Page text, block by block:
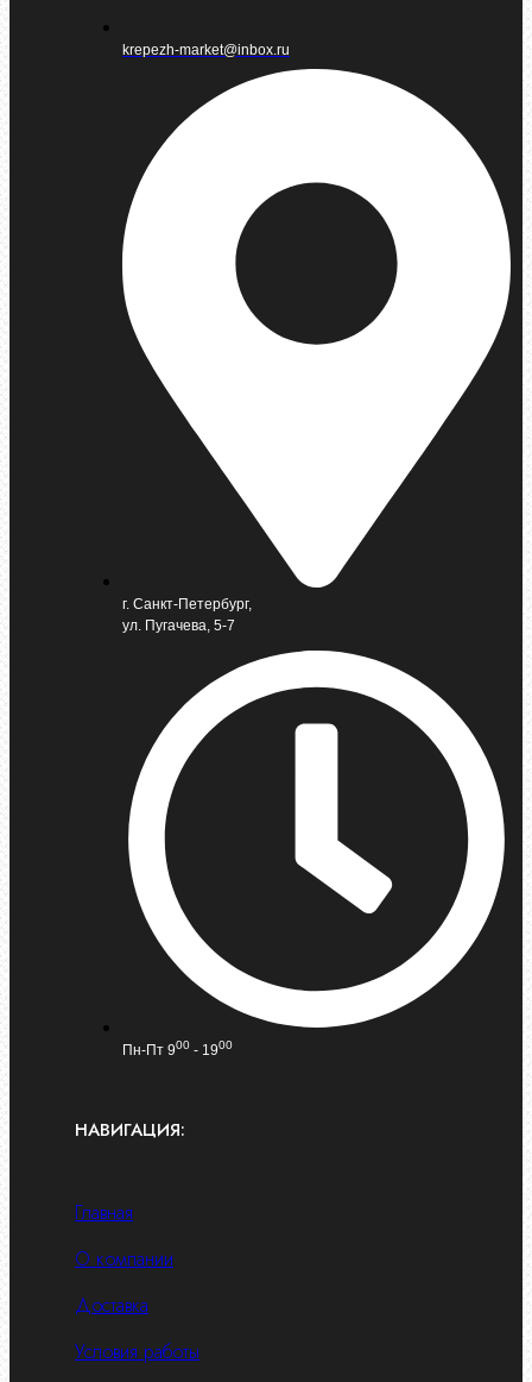
krepezh-market@inbox.ru
г. Санкт-Петербург,
ул. Пугачева, 5-7
Пн-Пт 900 - 1900
НАВИГАЦИЯ:
Главная
О компании
Доставка
Условия работы